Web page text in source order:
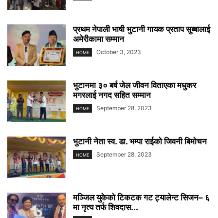
प्रथम नेपाली भाषी भुटानी गायक प्रताप सुब्बालाई
अमेरीकामा सम्मान
HOME October 3, 2023
भुटानमा ३० बर्ष जेल जीवन विताएका मधुकर
मगरलाई नगद सहित सम्मान
HOME September 28, 2023
भुटानी नेता स्व. डा. भम्पा राईको जिवनी बिमोचन
HOME September 28, 2023
मञ्जिल युकेको टिकटक गट ट्यालेन्ट सिजन– ६
मा नृत्य तर्फ शिवदास...